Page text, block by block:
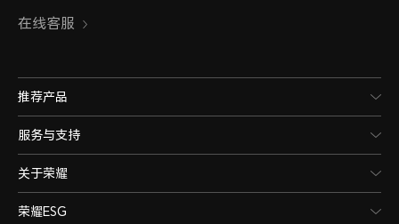
在线客服
推荐产品
服务与支持
关于荣耀
荣耀ESG